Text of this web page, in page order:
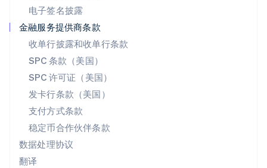
电子签名披露
金融服务提供商条款
收单行披露和收单行条款
SPC 条款（美国）
SPC 许可证（美国）
发卡行条款（美国）
支付方式条款
稳定币合作伙伴条款
数据处理协议
翻译
DeutschFrançais
塞浦路斯
English
斯洛伐克
English
斯洛文尼亚
泰国
ไทยEnglish
希腊
English
西班牙